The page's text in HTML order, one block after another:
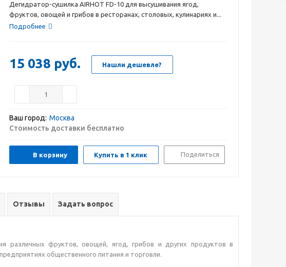
Дегидратор-сушилка AIRHOT FD-10 для высушивания ягод,
фруктов, овощей и грибов в ресторанах, столовых, кулинариях и...
Подробнее
15 038 руб. Нашли дешевле?
Ваш город: Москва
Стоимость доставки бесплатно
В корзину Купить в 1 клик Поделиться
Отзывы Задать вопрос
различных фруктов, овощей, ягод, грибов и других продуктов в
общественного питания и торговли.